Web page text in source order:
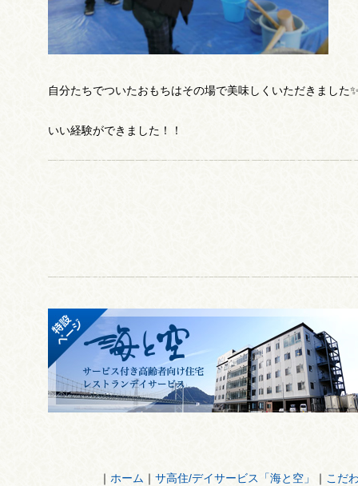
自分たちでついたおもちはその場で美味しくいただきました
いい経験ができました！！
｜ ホーム ｜ サ高住/デイサービス「海と空」 ｜ こだ